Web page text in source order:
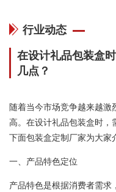
行业动态
在设计礼品包装盒
几点？
随着当今市场竞争越来越激
高。在设计礼品包装盒时，
下面包装盒定制厂家为大家
一、产品特色定位
产品特色是根据消费者需